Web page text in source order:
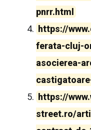
pnrr.html
https://
ferata-cluj-
asocierea-
https://
street.ro/